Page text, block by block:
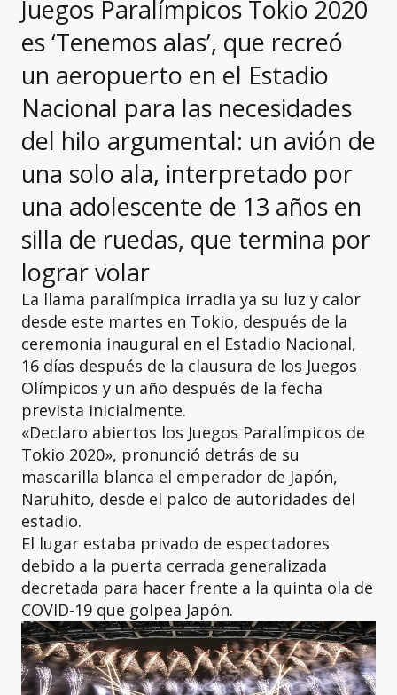
Juegos Paralímpicos Tokio 2020
es ‘Tenemos alas’, que recreó
un aeropuerto en el Estadio
Nacional para las necesidades
del hilo argumental: un avión de
una solo ala, interpretado por
una adolescente de 13 años en
silla de ruedas, que termina por
lograr volar
La llama paralímpica irradia ya su luz y calor
desde este martes en Tokio, después de la
ceremonia inaugural en el Estadio Nacional,
16 días después de la clausura de los Juegos
Olímpicos y un año después de la fecha
prevista inicialmente.
«Declaro abiertos los Juegos Paralímpicos de
Tokio 2020», pronunció detrás de su
mascarilla blanca el emperador de Japón,
Naruhito, desde el palco de autoridades del
estadio.
El lugar estaba privado de espectadores
debido a la puerta cerrada generalizada
decretada para hacer frente a la quinta ola de
COVID-19 que golpea Japón.